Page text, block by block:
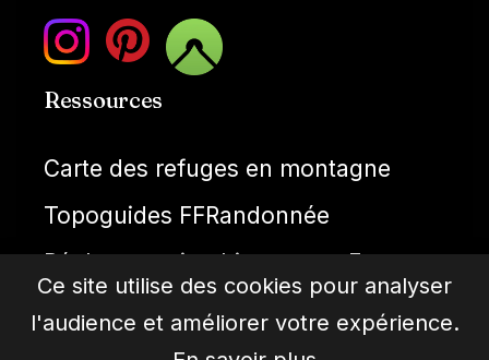
Ressources
Carte des refuges en montagne
Topoguides FFRandonnée
Réglementation bivouac en France
Météo montagne
Ce site utilise des cookies pour analyser
l'audience et améliorer votre expérience.